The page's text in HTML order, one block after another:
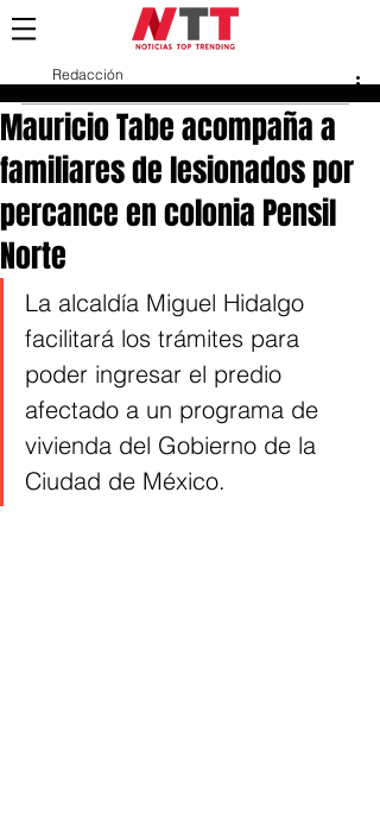
Mauricio Tabe acompaña a
familiares de lesionados por
percance en colonia Pensil
Norte
Redacción
La alcaldía Miguel Hidalgo
facilitará los trámites para
poder ingresar el predio
afectado a un programa de
vivienda del Gobierno de la
Ciudad de México.